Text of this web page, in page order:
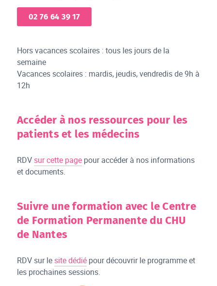
02 76 64 39 17
Hors vacances scolaires : tous les jours de la
semaine
Vacances scolaires : mardis, jeudis, vendredis de 9h à
12h
Accéder à nos ressources pour les
patients et les médecins
RDV sur cette page pour accéder à nos informations
et documents.
Suivre une formation avec le Centre
de Formation Permanente du CHU
de Nantes
RDV sur le site dédié pour découvrir le programme et
les prochaines sessions.